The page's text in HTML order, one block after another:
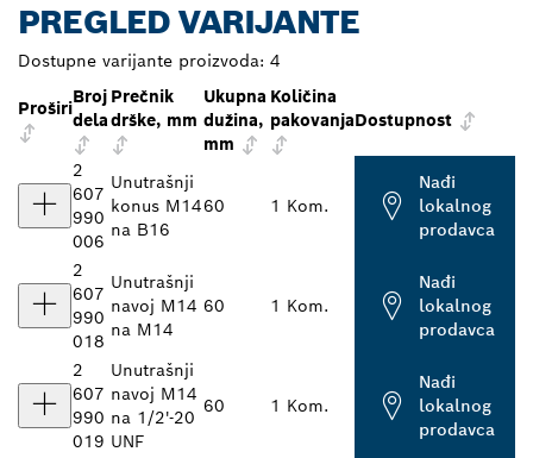
PREGLED VARIJANTE
Dostupne varijante proizvoda: 4
Proširi
Broj
dela
Prečnik
drške, mm
Ukupna
dužina,
mm
Količina
pakovanjaDostupnost
2
607
990
006
Unutrašnji
konus M14
na B16
60 1 Kom.
Nađi
lokalnog
prodavca
2
607
990
018
Unutrašnji
navoj M14
na M14
60 1 Kom.
Nađi
lokalnog
prodavca
2
607
990
019
Unutrašnji
navoj M14
na 1/2'-20
UNF
60 1 Kom.
Nađi
lokalnog
prodavca